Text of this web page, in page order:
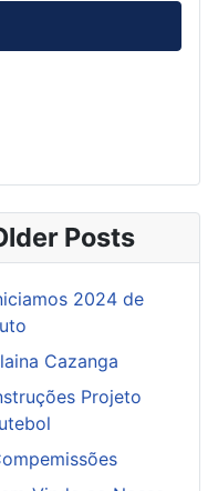
Posts
2024 de
Cazanga
Projeto